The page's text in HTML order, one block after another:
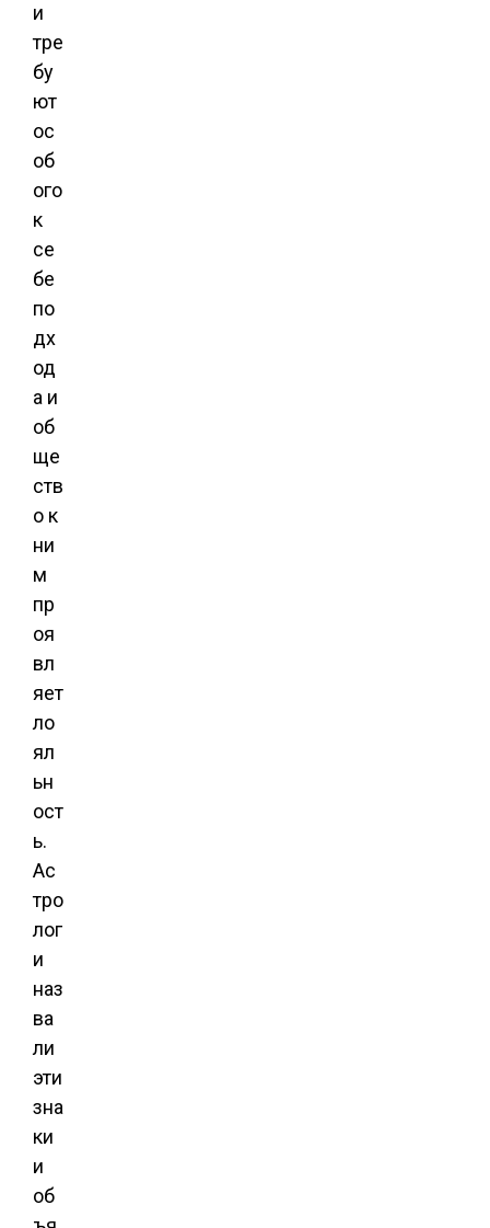
и
тре
бу
ют
ос
об
ого
к
се
бе
по
дх
од
а и
об
ще
ств
о к
ни
м
пр
оя
вл
яет
ло
ял
ьн
ост
ь.
Ас
тро
лог
и
наз
ва
ли
эти
зна
ки
и
об